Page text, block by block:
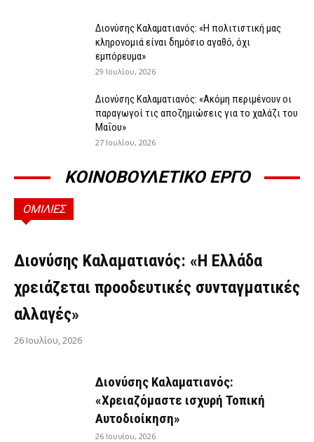
Διονύσης Καλαματιανός: «Η πολιτιστική μας
κληρονομιά είναι δημόσιο αγαθό, όχι
εμπόρευμα»
29 Ιουλίου, 2026
Διονύσης Καλαματιανός: «Ακόμη περιμένουν οι
παραγωγοί τις αποζημιώσεις για το χαλάζι του
Μαΐου»
27 Ιουλίου, 2026
ΚΟΙΝΟΒΟΥΛΕΤΙΚΟ ΕΡΓΟ
ΟΜΙΛΙΕΣ
ΟΜΙΛΊΕΣ
Διονύσης Καλαματιανός: «Η Ελλάδα
χρειάζεται προοδευτικές συνταγματικές
αλλαγές»
26 Ιουλίου, 2026
Διονύσης Καλαματιανός:
«Χρειαζόμαστε ισχυρή Τοπική
Αυτοδιοίκηση»
26 Ιουνίου, 2026